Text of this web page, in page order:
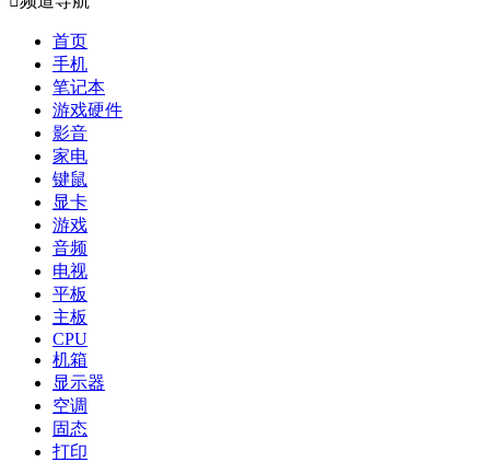
首页
手机
笔记本
游戏硬件
影音
家电
键鼠
显卡
游戏
音频
电视
平板
主板
CPU
机箱
显示器
空调
固态
打印